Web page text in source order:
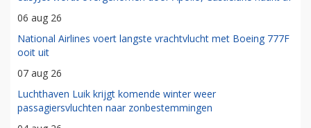
06 aug 26
National Airlines voert langste vrachtvlucht met Boeing 777F
ooit uit
07 aug 26
Luchthaven Luik krijgt komende winter weer
passagiersvluchten naar zonbestemmingen